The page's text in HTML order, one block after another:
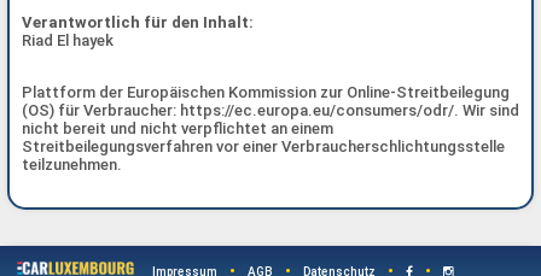
Verantwortlich für den Inhalt:
Riad El hayek
Plattform der Europäischen Kommission zur Online-Streitbeilegung
(OS) für Verbraucher: https://ec.europa.eu/consumers/odr/. Wir sind
nicht bereit und nicht verpflichtet an einem
Streitbeilegungsverfahren vor einer Verbraucherschlichtungsstelle
teilzunehmen.
Impressum • AGB • Datenschutz • •